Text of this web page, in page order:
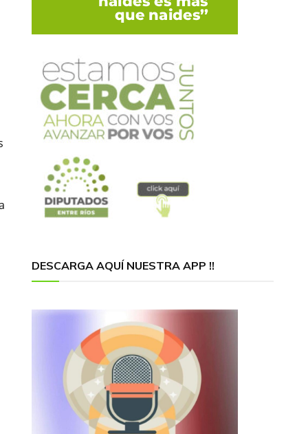
DESCARGA AQUÍ NUESTRA APP !!